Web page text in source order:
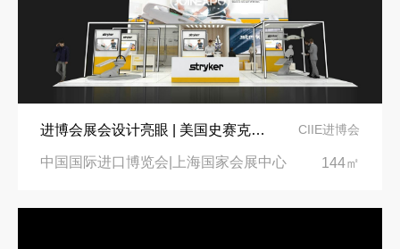
进博会展会设计亮眼 | 美国史赛克展现骨科及医疗技术 CIIE进博会
中国国际进口博览会|上海国家会展中心 144㎡